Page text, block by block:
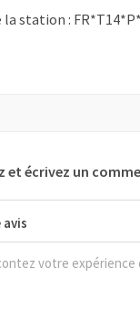
la station :
et écrivez un